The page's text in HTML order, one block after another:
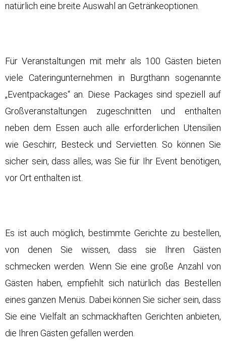
natürlich eine breite Auswahl an Getränkeoptionen.
Für Veranstaltungen mit mehr als 100 Gästen bieten
viele Cateringunternehmen in Burgthann sogenannte
„Eventpackages“ an. Diese Packages sind speziell auf
Großveranstaltungen zugeschnitten und enthalten
neben dem Essen auch alle erforderlichen Utensilien
wie Geschirr, Besteck und Servietten. So können Sie
sicher sein, dass alles, was Sie für Ihr Event benötigen,
vor Ort enthalten ist.
Es ist auch möglich, bestimmte Gerichte zu bestellen,
von denen Sie wissen, dass sie Ihren Gästen
schmecken werden. Wenn Sie eine große Anzahl von
Gästen haben, empfiehlt sich natürlich das Bestellen
eines ganzen Menüs. Dabei können Sie sicher sein, dass
Sie eine Vielfalt an schmackhaften Gerichten anbieten,
die Ihren Gästen gefallen werden.